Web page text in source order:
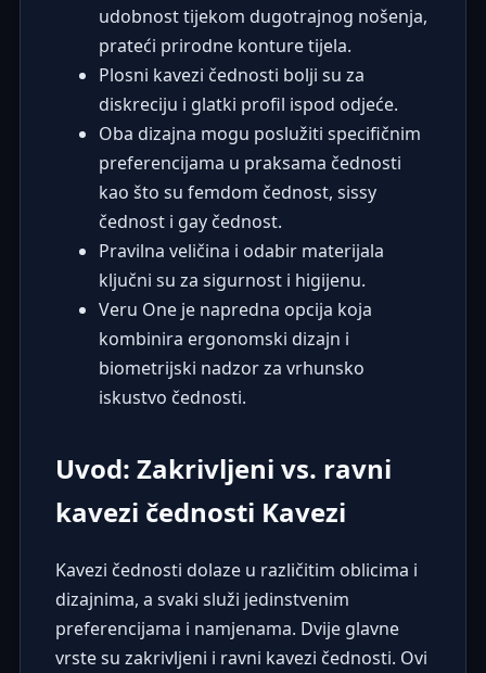
udobnost tijekom dugotrajnog nošenja,
prateći prirodne konture tijela.
Plosni kavezi čednosti bolji su za
diskreciju i glatki profil ispod odjeće.
Oba dizajna mogu poslužiti specifičnim
preferencijama u praksama čednosti
kao što su femdom čednost, sissy
čednost i gay čednost.
Pravilna veličina i odabir materijala
ključni su za sigurnost i higijenu.
Veru One je napredna opcija koja
kombinira ergonomski dizajn i
biometrijski nadzor za vrhunsko
iskustvo čednosti.
Uvod: Zakrivljeni vs. ravni
kavezi čednosti Kavezi
Kavezi čednosti dolaze u različitim oblicima i
dizajnima, a svaki služi jedinstvenim
preferencijama i namjenama. Dvije glavne
vrste su zakrivljeni i ravni kavezi čednosti. Ovi